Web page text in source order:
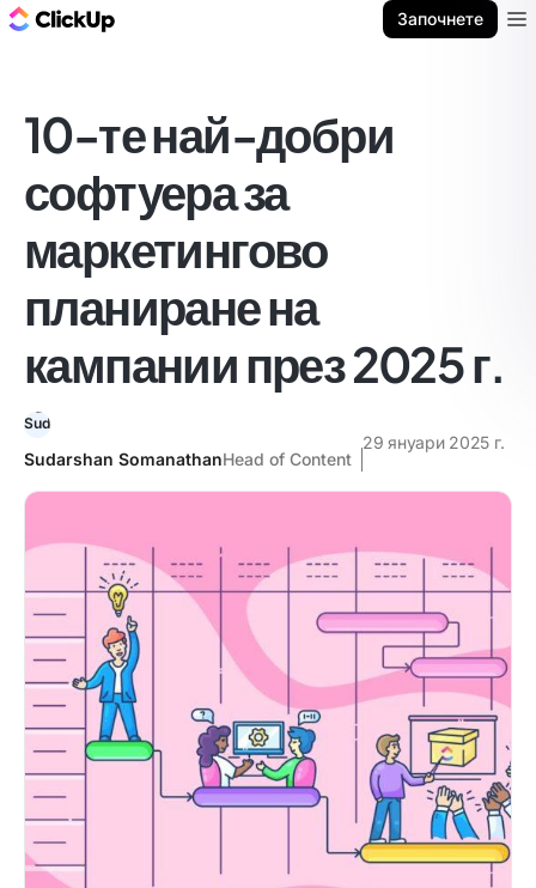
Започнете
10-те най-добри
софтуера за
маркетингово
планиране на
кампании през 2025 г.
Sudarshan SomanathanHead of Content
29 януари 2025 г.